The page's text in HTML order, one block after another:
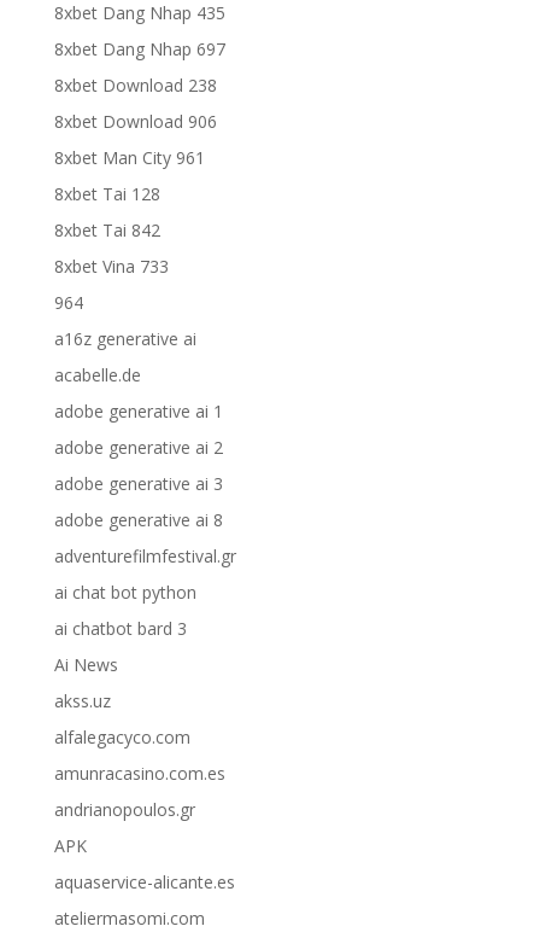
8xbet Dang Nhap 435
8xbet Dang Nhap 697
8xbet Download 238
8xbet Download 906
8xbet Man City 961
8xbet Tai 128
8xbet Tai 842
8xbet Vina 733
964
a16z generative ai
acabelle.de
adobe generative ai 1
adobe generative ai 2
adobe generative ai 3
adobe generative ai 8
adventurefilmfestival.gr
ai chat bot python
ai chatbot bard 3
Ai News
akss.uz
alfalegacyco.com
amunracasino.com.es
andrianopoulos.gr
APK
aquaservice-alicante.es
ateliermasomi.com